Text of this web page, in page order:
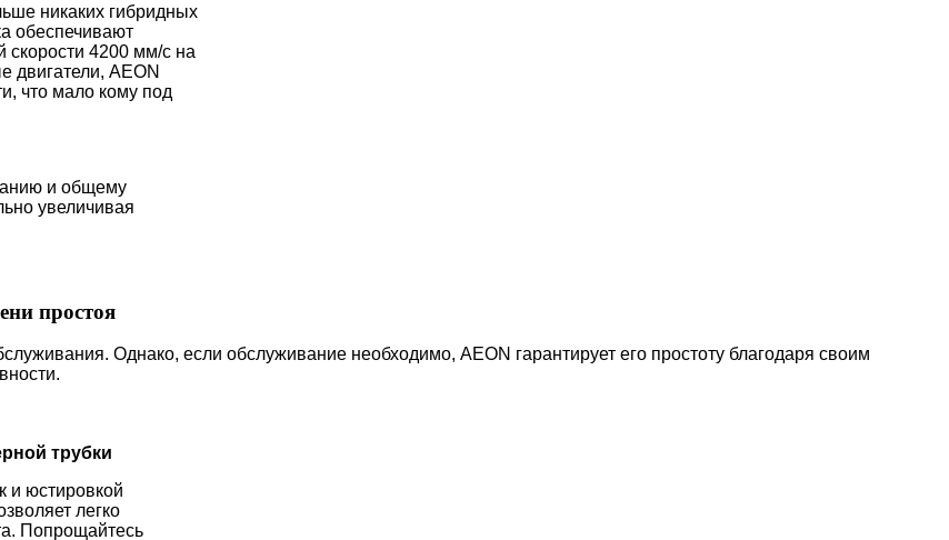
никаких гибридных
обеспечивают
скорости 4200 мм/с на
двигатели, AEON
что мало кому под
и общему
увеличивая
простоя
Однако, если обслуживание необходимо, AEON гарантирует его простоту благодаря своим
трубки
и юстировкой
легко
Попрощайтесь